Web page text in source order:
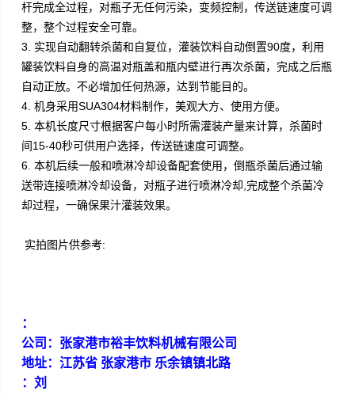
杆完成全过程，对瓶子无任何污染，变频控制，传送链速度可调
整，整个过程安全可靠。
3. 实现自动翻转杀菌和自复位，灌装饮料自动倒置90度，利用
罐装饮料自身的高温对瓶盖和瓶内壁进行再次杀菌，完成之后瓶
自动正放。不必增加任何热源，达到节能目的。
4. 机身采用SUA304材料制作，美观大方、使用方便。
5. 本机长度尺寸根据客户每小时所需灌装产量来计算，杀菌时
间15-40秒可供用户选择，传送链速度可调整。
6. 本机后续一般和喷淋冷却设备配套使用，倒瓶杀菌后通过输
送带连接喷淋冷却设备，对瓶子进行喷淋冷却,完成整个杀菌冷
却过程，一确保果汁灌装效果。
实拍图片供参考:
：
公司：张家港市裕丰饮料机械有限公司
地址：江苏省 张家港市 乐余镇镇北路
：刘